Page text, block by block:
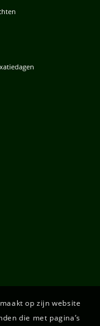
op zijn website
die met pagina’s